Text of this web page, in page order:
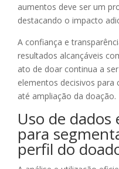
aumentos deve ser um
destacando o impacto
A confiança e
resultados alcançáveis
ato de doar continua a
elementos decisivos para
até ampliação da doação.
Uso de
para
perfil do